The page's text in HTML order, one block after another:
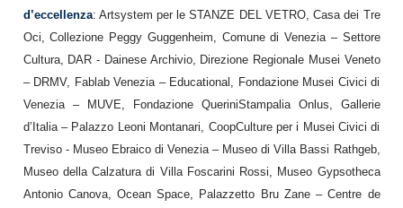
d’eccellenza: Artsystem per le STANZE DEL VETRO, Casa dei Tre
Oci, Collezione Peggy Guggenheim, Comune di Venezia – Settore
Cultura, DAR - Dainese Archivio, Direzione Regionale Musei Veneto
– DRMV, Fablab Venezia – Educational, Fondazione Musei Civici di
Venezia – MUVE, Fondazione QueriniStampalia Onlus, Gallerie
d’Italia – Palazzo Leoni Montanari, CoopCulture per i Musei Civici di
Treviso - Museo Ebraico di Venezia – Museo di Villa Bassi Rathgeb,
Museo della Calzatura di Villa Foscarini Rossi, Museo Gypsotheca
Antonio Canova, Ocean Space, Palazzetto Bru Zane – Centre de